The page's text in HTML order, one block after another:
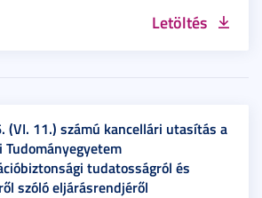
Letöltés
(VI. 11.) számú kancellári utasítás a
Tudományegyetem
tudatosságról és
szóló eljárásrendjéről